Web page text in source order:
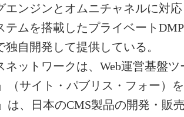
エンジンとオムニチャネルに対
テムを搭載したプライベート
独自開発して提供している。
ットワークは、Web運営基盤ツ
（サイト・パブリス・フォー）
は、日本のCMS製品の開発・販